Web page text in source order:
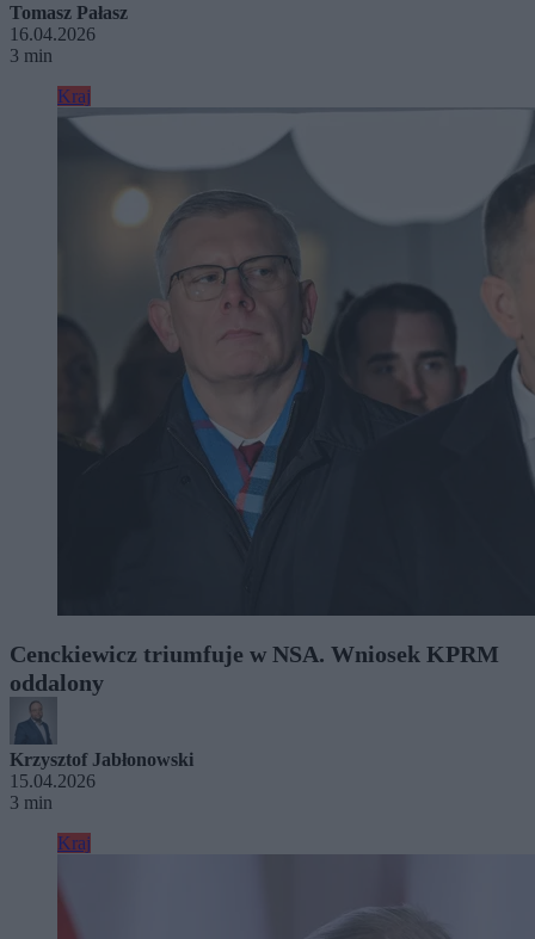
Tomasz Pałasz
16.04.2026
3 min
Kraj
Cenckiewicz triumfuje w NSA. Wniosek KPRM
oddalony
Krzysztof Jabłonowski
15.04.2026
3 min
Kraj